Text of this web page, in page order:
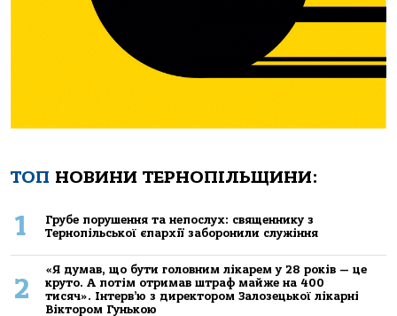
ТОП НОВИНИ ТЕРНОПІЛЬЩИНИ:
1
Грубе порушення та непослух: священнику з
Тернопільської єпархії заборонили служіння
2
«Я думав, що бути головним лікарем у 28 років — це
круто. А потім отримав штраф майже на 400
тисяч». Інтерв’ю з директором Залозецької лікарні
Віктором Гунькою